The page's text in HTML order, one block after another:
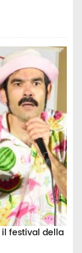
il festival della